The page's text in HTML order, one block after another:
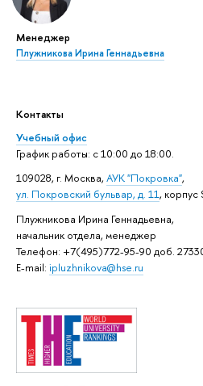
Менеджер
Плужникова Ирина Геннадьевна
Контакты
Учебный офис
График работы: с 10:00 до 18:00.
109028, г. Москва, АУК "Покровка",
ул. Покровский бульвар, д. 11, корпус
Плужникова Ирина Геннадьевна,
начальник отдела, менеджер
Телефон: +7(495)772-95-90 доб.
E-mail: ipluzhnikova@hse.ru